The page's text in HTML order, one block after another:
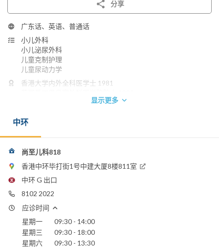
分享
广东话、英语、普通话
小儿外科
小儿泌尿外科
儿童克制护理
儿童尿动力学
香港大学内外全科医学士 1981
英国格拉斯哥皇家医学院外科院士 1985
澳洲皇家外科医学院院士 1991
电话：
2526 6332
养和医院
仁安医院
显示更多
中环
尚至儿科818
香港中环毕打街1号中建大厦8楼811室
中环 G 出口
8102 2022
应诊时间
星期一
09:30 - 14:00
星期三
09:30 - 18:00
星期六
09:30 - 13:30